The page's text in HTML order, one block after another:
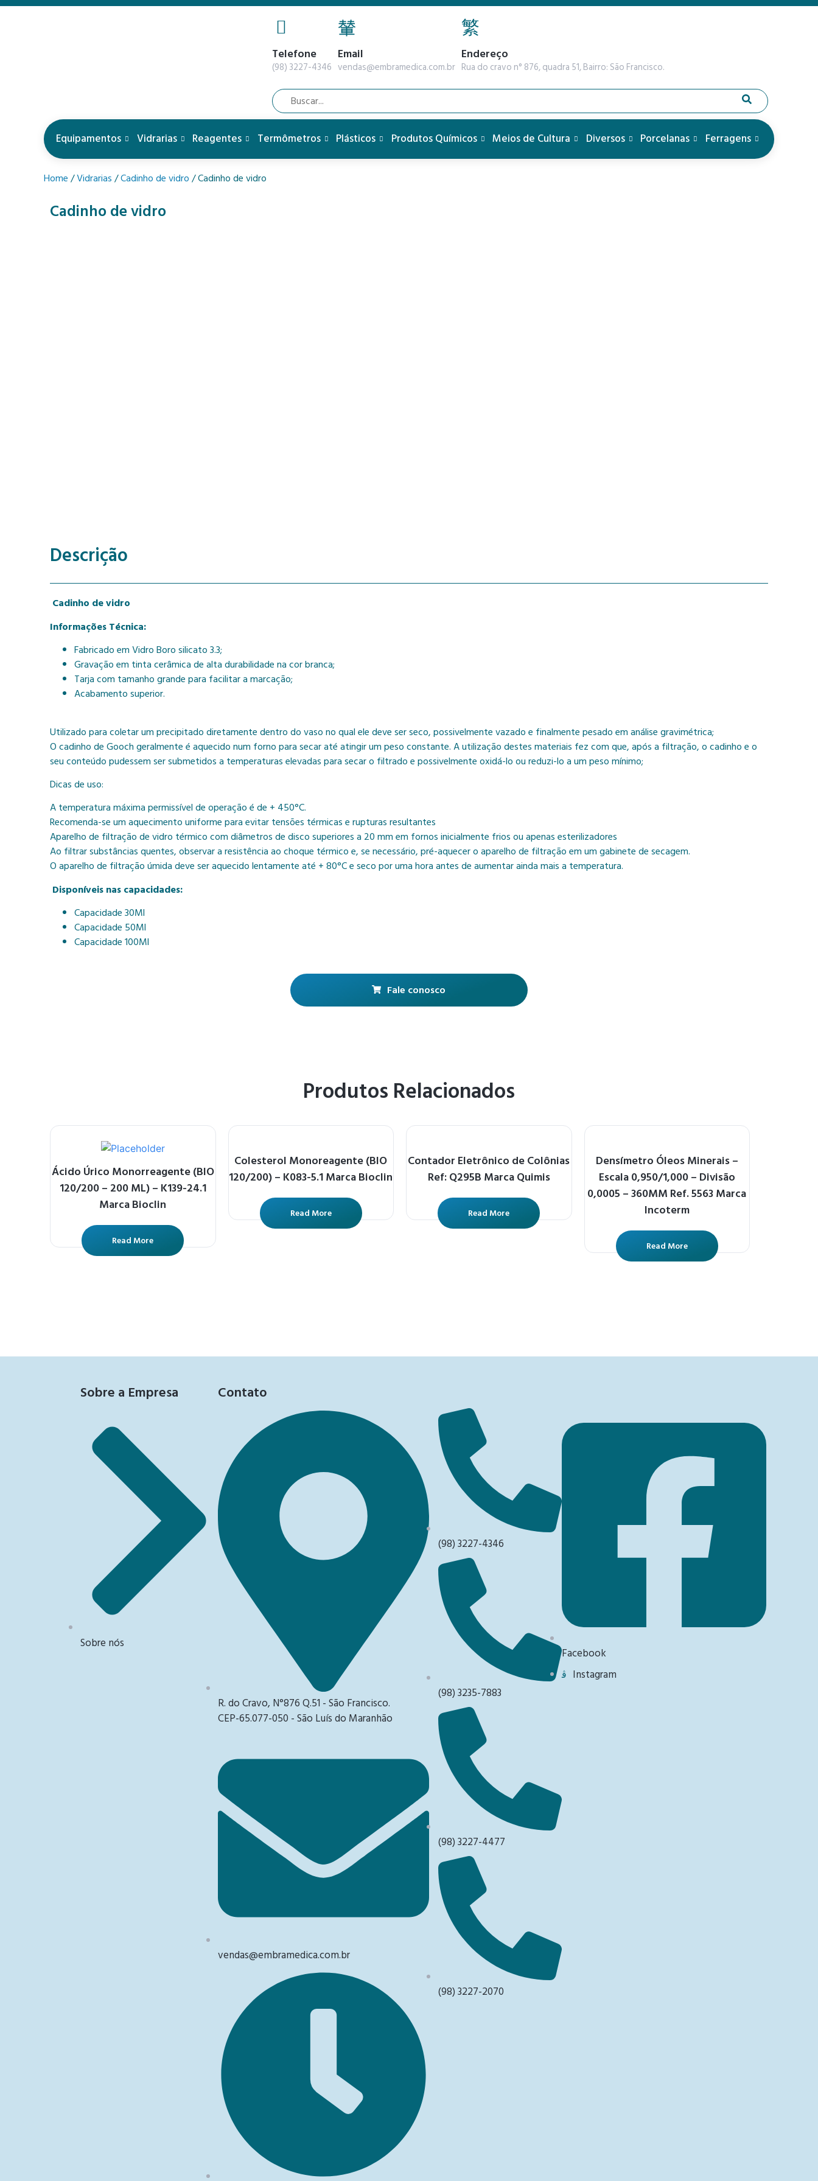
Telefone
(98) 3227-4346
Email
vendas@embramedica.com.br
Endereço
Rua do cravo n° 876, quadra 51, Bairro: São Francisco.
Equipamentos Vidrarias Reagentes Termômetros Plásticos Produtos Químicos Meios de Cultura Diversos Porcelanas Ferragens
Home/Vidrarias/Cadinho de vidro/ Cadinho de vidro
Cadinho de vidro
Descrição
Cadinho de vidro
Informações Técnica:
Fabricado em Vidro Boro silicato 3.3;
Gravação em tinta cerâmica de alta durabilidade na cor branca;
Tarja com tamanho grande para facilitar a marcação;
Acabamento superior.
Utilizado para coletar um precipitado diretamente dentro do vaso no qual ele deve ser seco, possivelmente vazado e finalmente pesado em análise gravimétrica;
O cadinho de Gooch geralmente é aquecido num forno para secar até atingir um peso constante. A utilização destes materiais fez com que, após a filtração, o cadinho e o
seu conteúdo pudessem ser submetidos a temperaturas elevadas para secar o filtrado e possivelmente oxidá-lo ou reduzi-lo a um peso mínimo;
Dicas de uso:
A temperatura máxima permissível de operação é de + 450°C.
Recomenda-se um aquecimento uniforme para evitar tensões térmicas e rupturas resultantes
Aparelho de filtração de vidro térmico com diâmetros de disco superiores a 20 mm em fornos inicialmente frios ou apenas esterilizadores
Ao filtrar substâncias quentes, observar a resistência ao choque térmico e, se necessário, pré-aquecer o aparelho de filtração em um gabinete de secagem.
O aparelho de filtração úmida deve ser aquecido lentamente até + 80°C e seco por uma hora antes de aumentar ainda mais a temperatura.
Disponíveis nas capacidades:
Capacidade 30Ml
Capacidade 50Ml
Capacidade 100Ml
Fale conosco
Produtos Relacionados
Ácido Úrico Monorreagente (BIO
120/200 – 200 ML) – K139-24.1
Marca Bioclin
Read More
Colesterol Monoreagente (BIO
120/200) – K083-5.1 Marca Bioclin
Read More
Contador Eletrônico de Colônias
Ref: Q295B Marca Quimis
Read More
Densímetro Óleos Minerais –
Escala 0,950/1,000 – Divisão
0,0005 – 360MM Ref. 5563 Marca
Incoterm
Read More
Sobre a Empresa
Sobre nós
Contato
R. do Cravo, N°876 Q.51 - São Francisco.
CEP-65.077-050 - São Luís do Maranhão
vendas@embramedica.com.br
(98) 3227-4346
(98) 3235-7883
(98) 3227-4477
(98) 3227-2070
Facebook
Instagram